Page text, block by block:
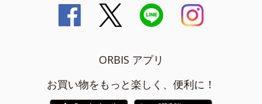
ORBIS アプリ
お買い物をもっと楽しく、便利に！